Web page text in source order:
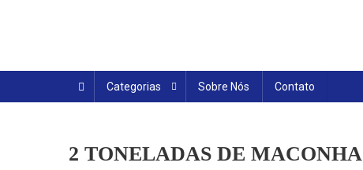
Categorias Sobre Nós Contato
2 TONELADAS DE MACONHA